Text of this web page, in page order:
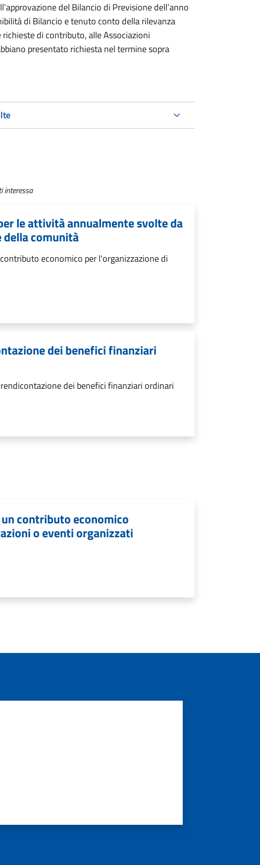
del Bilancio di Previsione dell’anno
di Bilancio e tenuto conto della rilevanza
di contributo, alle Associazioni
presentato richiesta nel termine sopra
interessa
le attività annualmente svolte da
della comunità
economico per l'organizzazione di
dei benefici finanziari
dei benefici finanziari ordinari
contributo economico
o eventi organizzati